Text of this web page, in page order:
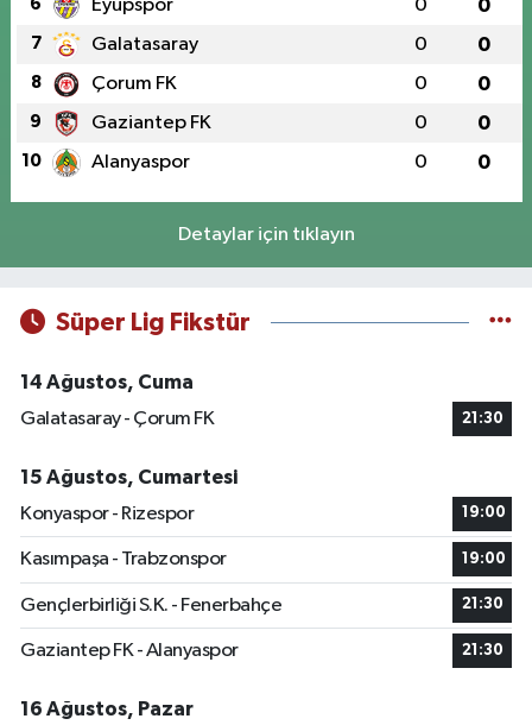
6 Eyüpspor 0 0
7 Galatasaray 0 0
8 Çorum FK 0 0
9 Gaziantep FK 0 0
10 Alanyaspor 0 0
Detaylar için tıklayın
Süper Lig Fikstür
14 Ağustos, Cuma
Galatasaray - Çorum FK
21:30
15 Ağustos, Cumartesi
Konyaspor - Rizespor
19:00
Kasımpaşa - Trabzonspor 19:00
Gençlerbirliği S.K. - Fenerbahçe 21:30
Gaziantep FK - Alanyaspor 21:30
16 Ağustos, Pazar